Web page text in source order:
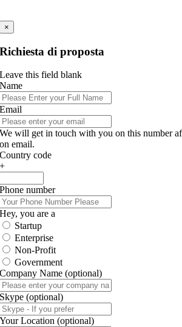
×
Richiesta di proposta
Leave this field blank
Name
Email
We will get in touch with you on this number
on email.
Country code
+
Phone number
Hey, you are a
Startup
Enterprise
Non-Profit
Government
Company Name (optional)
Skype (optional)
Your Location (optional)